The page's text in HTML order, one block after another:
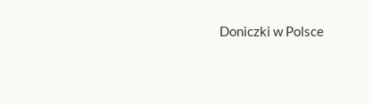
Doniczki w Polsce